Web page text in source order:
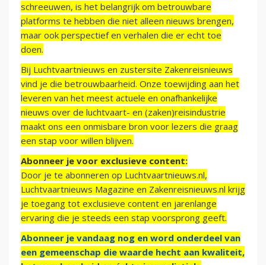
schreeuwen, is het belangrijk om betrouwbare
platforms te hebben die niet alleen nieuws brengen,
maar ook perspectief en verhalen die er echt toe
doen.
Bij Luchtvaartnieuws en zustersite Zakenreisnieuws
vind je die betrouwbaarheid. Onze toewijding aan het
leveren van het meest actuele en onafhankelijke
nieuws over de luchtvaart- en (zaken)reisindustrie
maakt ons een onmisbare bron voor lezers die graag
een stap voor willen blijven.
Abonneer je voor exclusieve content:
Door je te abonneren op Luchtvaartnieuws.nl,
Luchtvaartnieuws Magazine en Zakenreisnieuws.nl krijg
je toegang tot exclusieve content en jarenlange
ervaring die je steeds een stap voorsprong geeft.
Abonneer je vandaag nog en word onderdeel van
een gemeenschap die waarde hecht aan kwaliteit,